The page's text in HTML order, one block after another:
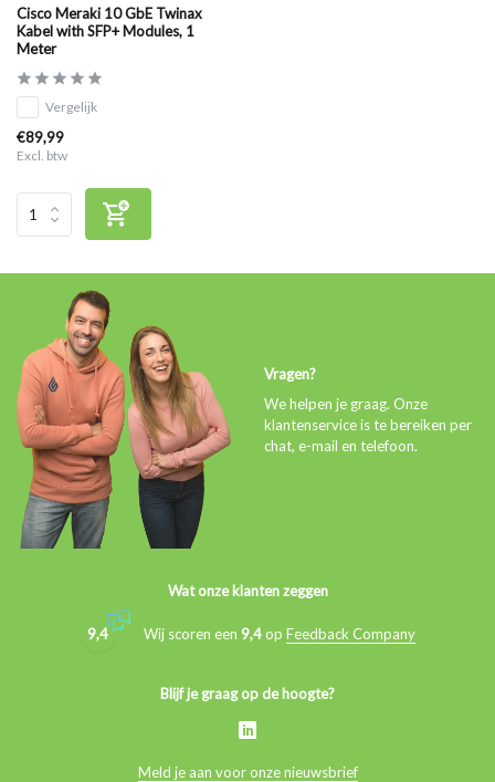
Cisco Meraki 10 GbE Twinax
Kabel with SFP+ Modules, 1
Meter
Vergelijk
€89,99
Excl. btw
Vragen?
We helpen je graag. Onze
klantenservice is te bereiken per
chat, e-mail en telefoon.
Wat onze klanten zeggen
9,4 Wij scoren een 9,4op Feedback Company
Blijf je graag op de hoogte?
Meld je aan voor onze nieuwsbrief